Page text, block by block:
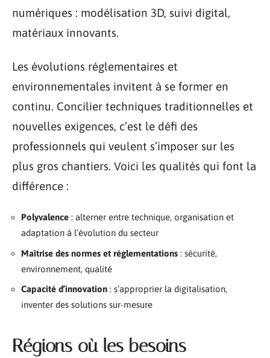
numériques : modélisation 3D, suivi digital,
matériaux innovants.
Les évolutions réglementaires et
environnementales invitent à se former en
continu. Concilier techniques traditionnelles et
nouvelles exigences, c’est le défi des
professionnels qui veulent s’imposer sur les
plus gros chantiers. Voici les qualités qui font la
différence :
Polyvalence : alterner entre technique, organisation et
adaptation à l’évolution du secteur
Maîtrise des normes et réglementations : sécurité,
environnement, qualité
Capacité d’innovation : s’approprier la digitalisation,
inventer des solutions sur-mesure
Régions où les besoins